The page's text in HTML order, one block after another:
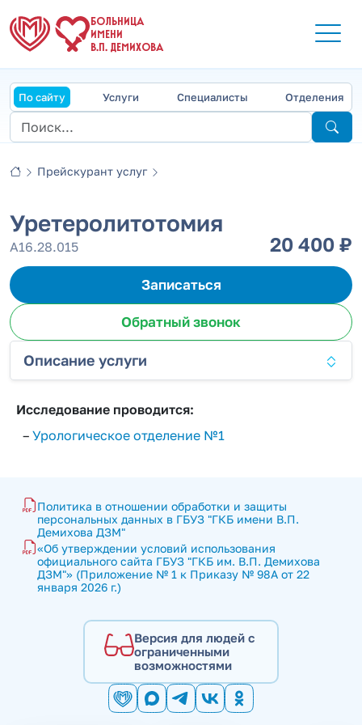
БОЛЬНИЦА
ИМЕНИ
В.П. ДЕМИХОВА
По сайту Услуги Специалисты Отделения
Прейскурант услуг
Уретеролитотомия
А16.28.015 20 400 ₽
Записаться
Обратный звонок
Описание услуги
Исследование проводится:
– Урологическое отделение №1
Политика в отношении обработки и защиты
персональных данных в ГБУЗ "ГКБ имени В.П.
Демихова ДЗМ"
«Об утверждении условий использования
официального сайта ГБУЗ "ГКБ им. В.П. Демихова
ДЗМ"» (Приложение № 1 к Приказу № 98А от 22
января 2026 г.)
Версия для людей с
ограниченными
возможностями